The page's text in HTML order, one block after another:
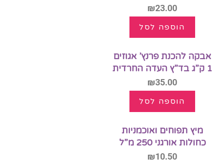
₪23.00
הוספה לסל
אבקה להכנת פרנץ’ אגוזים
1 ק”ג בד”ץ העדה החרדית
₪35.00
הוספה לסל
מיץ תפוחים ואוכמניות
כחולות אורגני 250 מ”ל
₪10.50